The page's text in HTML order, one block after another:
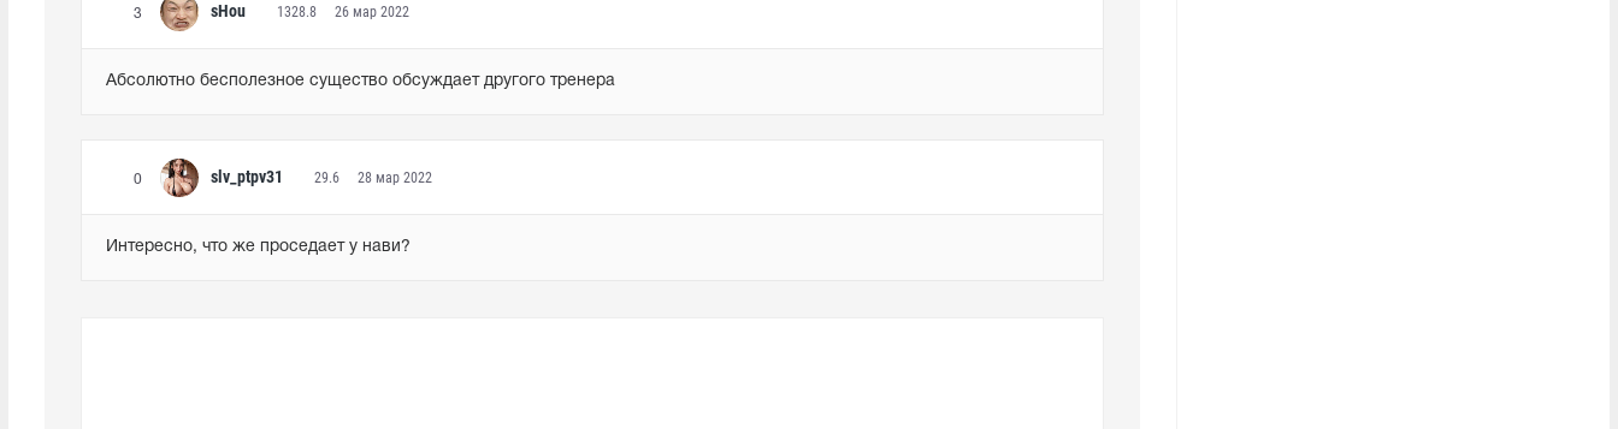
3 sHou 1328.8 26 мар 2022
Абсолютно бесполезное существо обсуждает другого тренера
0 slv_ptpv31 29.6 28 мар 2022
Интересно, что же проседает у нави?